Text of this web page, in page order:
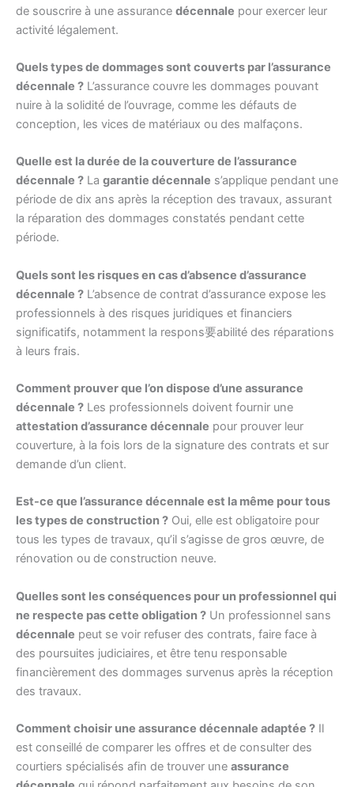
de souscrire à une assurance décennale pour exercer leur
activité légalement.
Quels types de dommages sont couverts par l’assurance
décennale ? L’assurance couvre les dommages pouvant
nuire à la solidité de l’ouvrage, comme les défauts de
conception, les vices de matériaux ou des malfaçons.
Quelle est la durée de la couverture de l’assurance
décennale ? La garantie décennale s’applique pendant une
période de dix ans après la réception des travaux, assurant
la réparation des dommages constatés pendant cette
période.
Quels sont les risques en cas d’absence d’assurance
décennale ? L’absence de contrat d’assurance expose les
professionnels à des risques juridiques et financiers
significatifs, notamment la respons要abilité des réparations
à leurs frais.
Comment prouver que l’on dispose d’une assurance
décennale ? Les professionnels doivent fournir une
attestation d’assurance décennale pour prouver leur
couverture, à la fois lors de la signature des contrats et sur
demande d’un client.
Est-ce que l’assurance décennale est la même pour tous
les types de construction ? Oui, elle est obligatoire pour
tous les types de travaux, qu’il s’agisse de gros œuvre, de
rénovation ou de construction neuve.
Quelles sont les conséquences pour un professionnel qui
ne respecte pas cette obligation ? Un professionnel sans
décennale peut se voir refuser des contrats, faire face à
des poursuites judiciaires, et être tenu responsable
financièrement des dommages survenus après la réception
des travaux.
Comment choisir une assurance décennale adaptée ? Il
est conseillé de comparer les offres et de consulter des
courtiers spécialisés afin de trouver une assurance